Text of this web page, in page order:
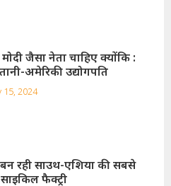
जैसा नेता चाहिए क्योंकि :
अमेरिकी उद्योगपति
15, 2024
रही साउथ-एशिया की सबसे
फैक्ट्री